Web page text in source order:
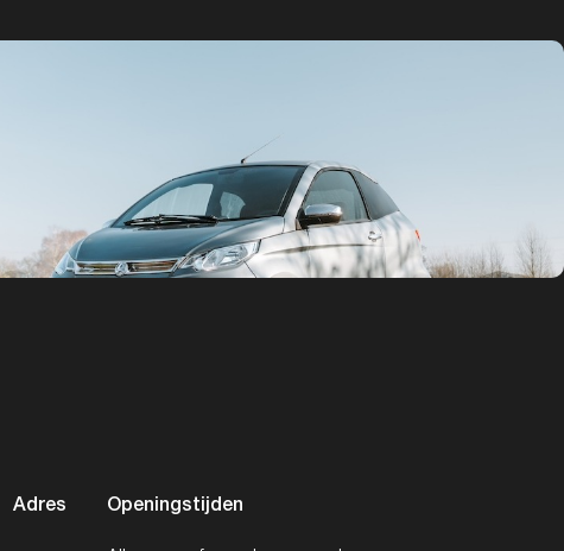
Adres Openingstijden